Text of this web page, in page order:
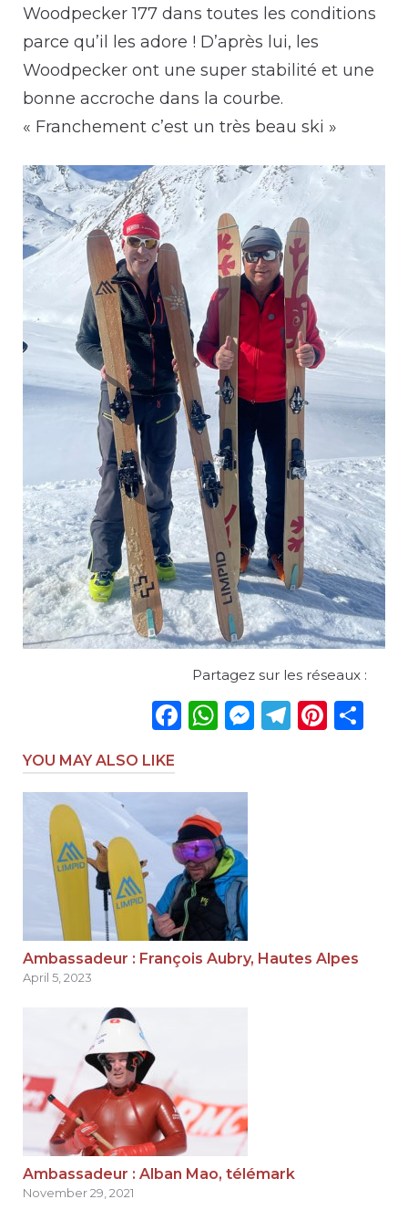
Woodpecker 177 dans toutes les conditions
parce qu’il les adore ! D’après lui, les
Woodpecker ont une super stabilité et une
bonne accroche dans la courbe.
« Franchement c’est un très beau ski »
Partagez sur les réseaux :
Facebook
WhatsApp
YOU MAY ALSO LIKE
Ambassadeur : François Aubry, Hautes Alpes
April 5, 2023
Ambassadeur : Alban Mao, télémark
November 29, 2021